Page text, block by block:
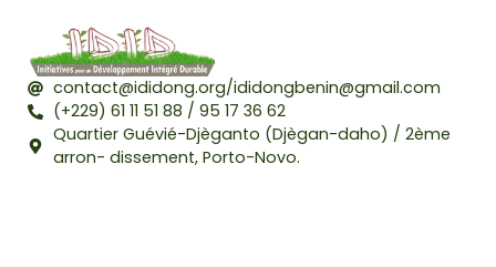
contact@ididong.org/ididongbenin@gmail.com
(+229) 61 11 51 88 / 95 17 36 62
Quartier Guévié-Djèganto (Djègan-daho) / 2ème
arron- dissement, Porto-Novo.